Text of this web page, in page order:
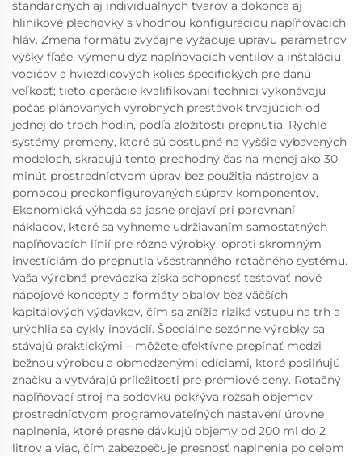
štandardných aj individuálnych tvarov a dokonca aj
hliníkové plechovky s vhodnou konfiguráciou napľňovacích
hláv. Zmena formátu zvyčajne vyžaduje úpravu parametrov
výšky fľaše, výmenu dýz napľňovacích ventilov a inštaláciu
vodičov a hviezdicových kolies špecifických pre danú
veľkosť; tieto operácie kvalifikovaní technici vykonávajú
počas plánovaných výrobných prestávok trvajúcich od
jednej do troch hodín, podľa zložitosti prepnutia. Rýchle
systémy premeny, ktoré sú dostupné na vyššie vybavených
modeloch, skracujú tento prechodný čas na menej ako 30
minút prostredníctvom úprav bez použitia nástrojov a
pomocou predkonfigurovaných súprav komponentov.
Ekonomická výhoda sa jasne prejaví pri porovnaní
nákladov, ktoré sa vyhneme udržiavaním samostatných
napľňovacích línií pre rôzne výrobky, oproti skromným
investíciám do prepnutia všestranného rotačného systému.
Vaša výrobná prevádzka získa schopnosť testovať nové
nápojové koncepty a formáty obalov bez väčších
kapitálových výdavkov, čím sa znížia riziká vstupu na trh a
urýchlia sa cykly inovácií. Špeciálne sezónne výrobky sa
stávajú praktickými – môžete efektívne prepínať medzi
bežnou výrobou a obmedzenými edíciami, ktoré posilňujú
značku a vytvárajú príležitosti pre prémiové ceny. Rotačný
napľňovací stroj na sodovku pokrýva rozsah objemov
prostredníctvom programovateľných nastavení úrovne
naplnenia, ktoré presne dávkujú objemy od 200 ml do 2
litrov a viac, čím zabezpečuje presnosť naplnenia po celom